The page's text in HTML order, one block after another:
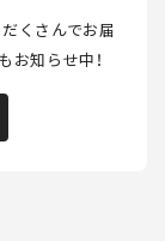
くさんでお届
お知らせ中！